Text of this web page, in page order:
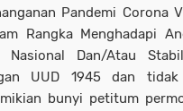
Pandemi Corona
Rangka Menghadapi
Nasional Dan/Atau
UUD 1945 dan tidak
bunyi petitum